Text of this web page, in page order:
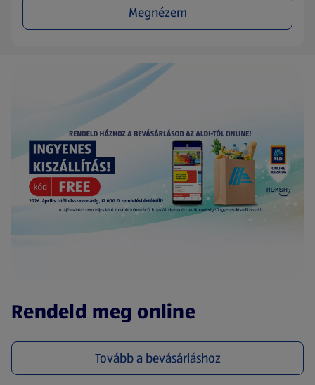
Megnézem
Rendeld meg online
Tovább a bevásárláshoz
(új oldalon nyílik meg)